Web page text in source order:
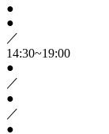
●
●
／
14:30~19:00
●
／
●
／
●